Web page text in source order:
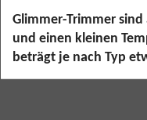
Glimmer-Trimmer
und einen kleinen
beträgt je nach Typ